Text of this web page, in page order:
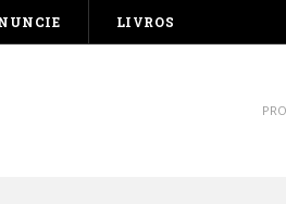
LIVROS